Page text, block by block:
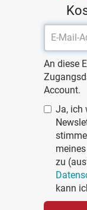
An diese
Account.
Ja, ich
zu
kann